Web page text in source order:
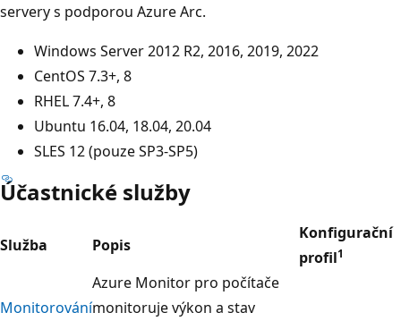
servery s podporou Azure Arc.
Windows Server 2012 R2, 2016, 2019, 2022
CentOS 7.3+, 8
RHEL 7.4+, 8
Ubuntu 16.04, 18.04, 20.04
SLES 12 (pouze SP3-SP5)
Účastnické služby
Služba Popis
Konfigurační
profil1
Monitorování
Azure Monitor pro počítače
monitoruje výkon a stav